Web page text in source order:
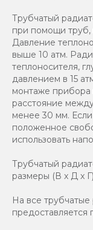
Трубчатый
при помощи труб,
Давление
выше 10 атм.
теплоносителя,
давлением в 15
монтаже прибора
расстояние
менее 30 мм. Если
положенное
использовать
Трубчатый
размеры (В x Д x
На все
предоставляется